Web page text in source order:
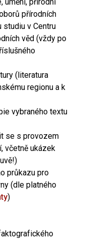
přírodních
studiu v Centru
věd (vždy po
(literatura
regionu a k
vybraného textu
se s provozem
včetně ukázek
průkazu pro
(dle platného
)